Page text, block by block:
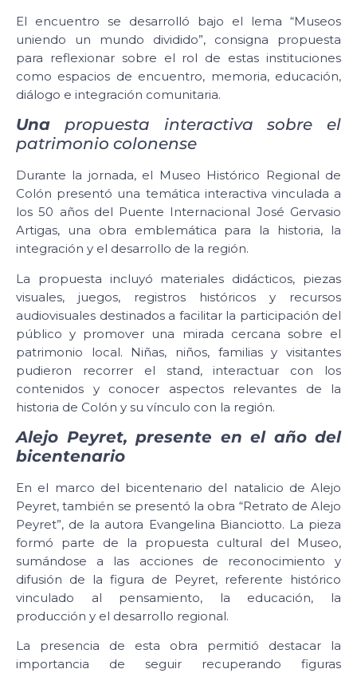
El encuentro se desarrolló bajo el lema “Museos
uniendo un mundo dividido”, consigna propuesta
para reflexionar sobre el rol de estas instituciones
como espacios de encuentro, memoria, educación,
diálogo e integración comunitaria.
Una propuesta interactiva sobre el
patrimonio colonense
Durante la jornada, el Museo Histórico Regional de
Colón presentó una temática interactiva vinculada a
los 50 años del Puente Internacional José Gervasio
Artigas, una obra emblemática para la historia, la
integración y el desarrollo de la región.
La propuesta incluyó materiales didácticos, piezas
visuales, juegos, registros históricos y recursos
audiovisuales destinados a facilitar la participación del
público y promover una mirada cercana sobre el
patrimonio local. Niñas, niños, familias y visitantes
pudieron recorrer el stand, interactuar con los
contenidos y conocer aspectos relevantes de la
historia de Colón y su vínculo con la región.
Alejo Peyret, presente en el año del
bicentenario
En el marco del bicentenario del natalicio de Alejo
Peyret, también se presentó la obra “Retrato de Alejo
Peyret”, de la autora Evangelina Bianciotto. La pieza
formó parte de la propuesta cultural del Museo,
sumándose a las acciones de reconocimiento y
difusión de la figura de Peyret, referente histórico
vinculado al pensamiento, la educación, la
producción y el desarrollo regional.
La presencia de esta obra permitió destacar la
importancia de seguir recuperando figuras